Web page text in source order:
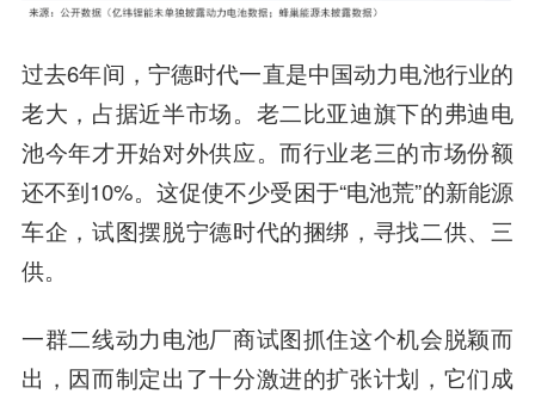
过去6年间，宁德时代一直是中国动力电池行业的
老大，占据近半市场。老二比亚迪旗下的弗迪电
池今年才开始对外供应。而行业老三的市场份额
还不到10%。这促使不少受困于“电池荒”的新能源
车企，试图摆脱宁德时代的捆绑，寻找二供、三
供。
一群二线动力电池厂商试图抓住这个机会脱颖而
出，因而制定出了十分激进的扩张计划，它们成